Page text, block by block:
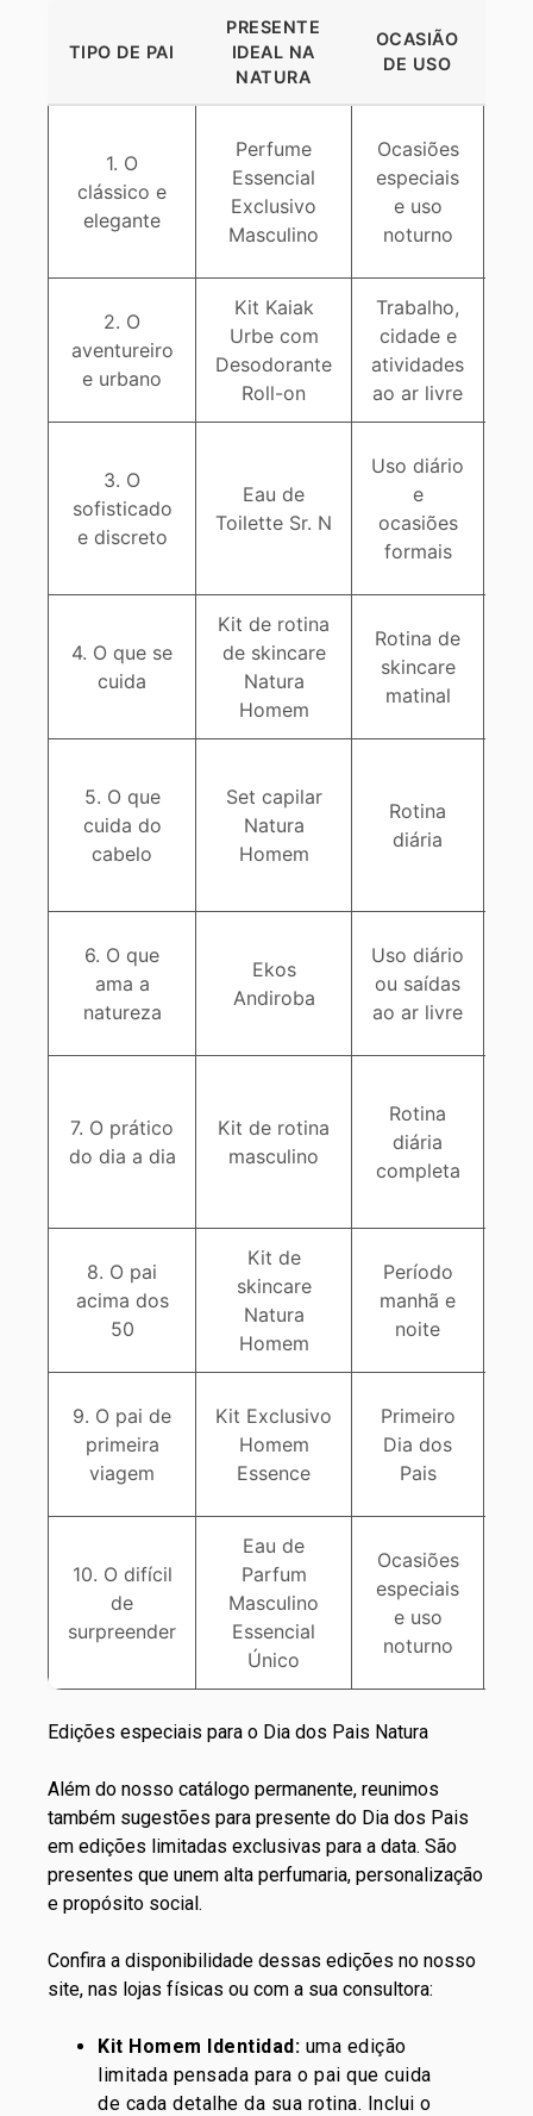
TIPO DE PAI
PRESENTE
IDEAL NA
NATURA
OCASIÃO
DE USO
1. O
clássico e
elegante
Perfume
Essencial
Exclusivo
Masculino
Ocasiões
especiais
e uso
noturno
2. O
aventureiro
e urbano
Kit Kaiak
Urbe com
Desodorante
Roll-on
Trabalho,
cidade e
atividades
ao ar livre
3. O
sofisticado
e discreto
Eau de
Toilette Sr. N
Uso diário
e
ocasiões
formais
4. O que se
cuida
Kit de rotina
de skincare
Natura
Homem
Rotina de
skincare
matinal
5. O que
cuida do
cabelo
Set capilar
Natura
Homem
Rotina
diária
6. O que
ama a
natureza
Ekos
Andiroba
Uso diário
ou saídas
ao ar livre
7. O prático
do dia a dia
Kit de rotina
masculino
Rotina
diária
completa
8. O pai
acima dos
50
Kit de
skincare
Natura
Homem
Período
manhã e
noite
9. O pai de
primeira
viagem
Kit Exclusivo
Homem
Essence
Primeiro
Dia dos
Pais
10. O difícil
de
surpreender
Eau de
Parfum
Masculino
Essencial
Único
Ocasiões
especiais
e uso
noturno
Edições especiais para o Dia dos Pais Natura
Além do nosso catálogo permanente, reunimos
também sugestões para presente do Dia dos Pais
em edições limitadas exclusivas para a data. São
presentes que unem alta perfumaria, personalização
e propósito social.
Confira a disponibilidade dessas edições no nosso
site, nas lojas físicas ou com a sua consultora:
Kit Homem Identidad: uma edição
limitada pensada para o pai que cuida
de cada detalhe da sua rotina. Inclui o